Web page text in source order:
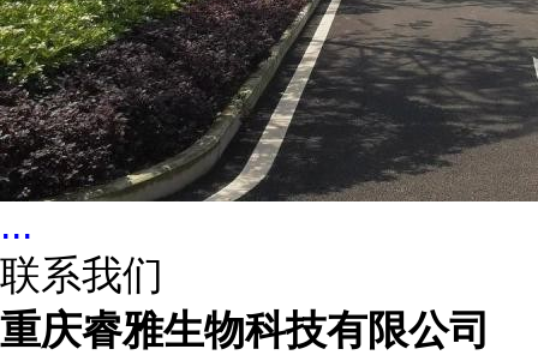
...
联系我们
重庆睿雅生物科技有限公司